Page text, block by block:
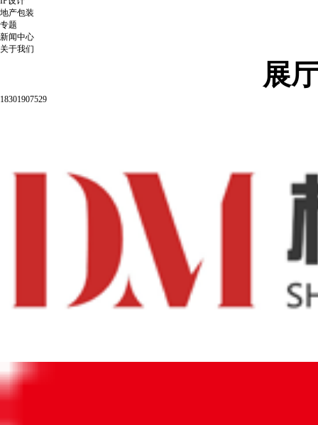
地产包装
专题
新闻中心
关于我们
展
18301907529